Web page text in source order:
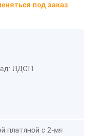
под заказ
ЛДСП.
платяной с 2-мя